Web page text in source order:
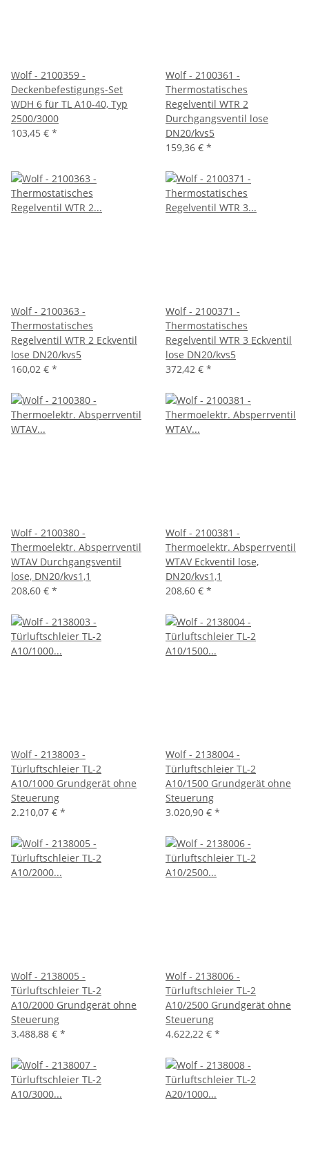
Wolf - 2100359 -
Deckenbefestigungs-Set
WDH 6 für TL A10-40, Typ
2500/3000
103,45 € *
Wolf - 2100361 -
Thermostatisches
Regelventil WTR 2
Durchgangsventil lose
DN20/kvs5
159,36 € *
Wolf - 2100363 -
Thermostatisches
Regelventil WTR 2 Eckventil
lose DN20/kvs5
160,02 € *
Wolf - 2100371 -
Thermostatisches
Regelventil WTR 3 Eckventil
lose DN20/kvs5
372,42 € *
Wolf - 2100380 -
Thermoelektr. Absperrventil
WTAV Durchgangsventil
lose, DN20/kvs1,1
208,60 € *
Wolf - 2100381 -
Thermoelektr. Absperrventil
WTAV Eckventil lose,
DN20/kvs1,1
208,60 € *
Wolf - 2138003 -
Türluftschleier TL-2
A10/1000 Grundgerät ohne
Steuerung
2.210,07 € *
Wolf - 2138004 -
Türluftschleier TL-2
A10/1500 Grundgerät ohne
Steuerung
3.020,90 € *
Wolf - 2138005 -
Türluftschleier TL-2
A10/2000 Grundgerät ohne
Steuerung
3.488,88 € *
Wolf - 2138006 -
Türluftschleier TL-2
A10/2500 Grundgerät ohne
Steuerung
4.622,22 € *